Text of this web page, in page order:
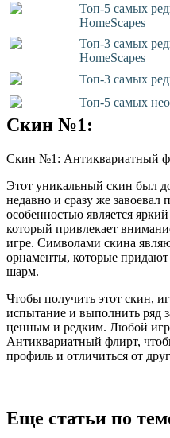
Топ-5 самых
HomeScapes
Топ-3 самых
HomeScapes
Топ-3 самых
Топ-5 самых
Скин №1:
Скин №1: Антиквариатный
Этот уникальный скин был
недавно и сразу же завоевал
особенностью является
который привлекает
игре. Символами скина
орнаменты, которые
шарм.
Чтобы получить этот скин,
испытание и выполнить ряд
ценным и редким. Любой
Антиквариатный флирт,
профиль и отличиться от
Еще статьи по